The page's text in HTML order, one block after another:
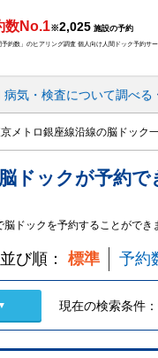
数No.1※2,025 施設の予約
約数」のヒアリング調査 個人向け人間ドック予約サ
病気・検査について調べる
メトロ銀座線沿線の脳ドック
ドックが予約で
ドックを予約することがで
並び順： 標準 予約
▼ 現在の検索条件：